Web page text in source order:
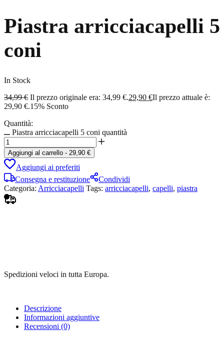
Piastra arricciacapelli 5
coni
In Stock
34,99€ Il prezzo originale era: 34,99 €.29,90 €Il prezzo attuale è:
29,90 €.15% Sconto
Quantità:
Piastra arricciacapelli 5 coni quantità
Aggiungi al carrello - 29,90 €
Aggiungi ai preferiti
Consegna e restituzione
Condividi
Categoria: Arricciacapelli Tags: arricciacapelli, capelli, piastra
Spedizioni veloci in tutta Europa.
Descrizione
Informazioni aggiuntive
Recensioni (0)